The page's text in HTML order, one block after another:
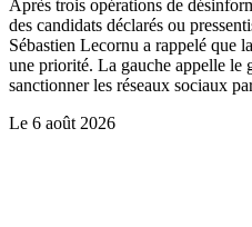
Après trois opérations de
des candidats déclarés ou
Sébastien Lecornu a rappelé que
une priorité. La gauche appelle le
sanctionner les réseaux sociaux
Le 6 août 2026